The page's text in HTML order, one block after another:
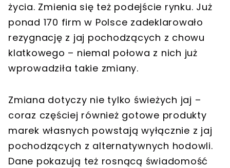
życia. Zmienia się też podejście rynku. Już
ponad 170 firm w Polsce zadeklarowało
rezygnację z jaj pochodzących z chowu
klatkowego – niemal połowa z nich już
wprowadziła takie zmiany.
Zmiana dotyczy nie tylko świeżych jaj –
coraz częściej również gotowe produkty
marek własnych powstają wyłącznie z jaj
pochodzących z alternatywnych hodowli.
Dane pokazują też rosnącą świadomość